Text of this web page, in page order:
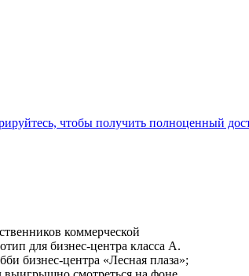
чтобы получить полноценный
коммерческой
для бизнес-центра класса А.
бизнес-центра «Лесная плаза»;